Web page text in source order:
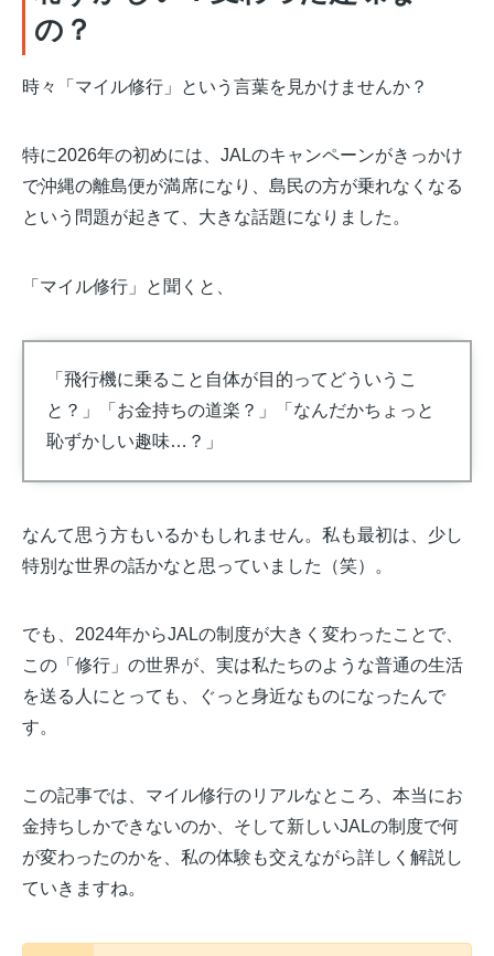
の？
時々「マイル修行」という言葉を見かけませんか？
特に2026年の初めには、JALのキャンペーンがきっかけ
で沖縄の離島便が満席になり、島民の方が乗れなくなる
という問題が起きて、大きな話題になりました。
「マイル修行」と聞くと、
「飛行機に乗ること自体が目的ってどういうこ
と？」「お金持ちの道楽？」「なんだかちょっと
恥ずかしい趣味…？」
なんて思う方もいるかもしれません。私も最初は、少し
特別な世界の話かなと思っていました（笑）。
でも、2024年からJALの制度が大きく変わったことで、
この「修行」の世界が、実は私たちのような普通の生活
を送る人にとっても、ぐっと身近なものになったんで
す。
この記事では、マイル修行のリアルなところ、本当にお
金持ちしかできないのか、そして新しいJALの制度で何
が変わったのかを、私の体験も交えながら詳しく解説し
ていきますね。